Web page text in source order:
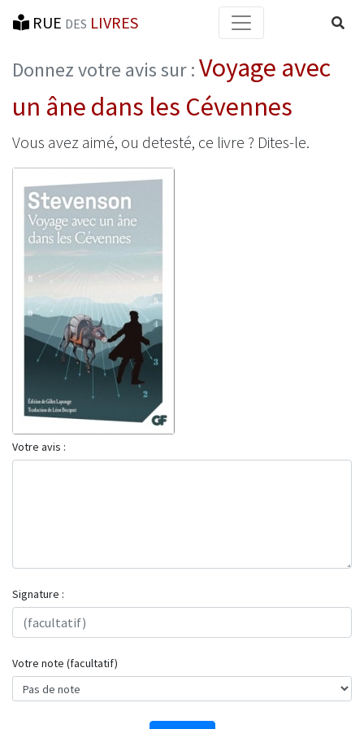
RUE DES LIVRES
Donnez votre avis sur :Voyage avec
un âne dans les Cévennes
Vous avez aimé, ou detesté, ce livre ? Dites-le.
Votre avis :
Signature :
Votre note (facultatif)